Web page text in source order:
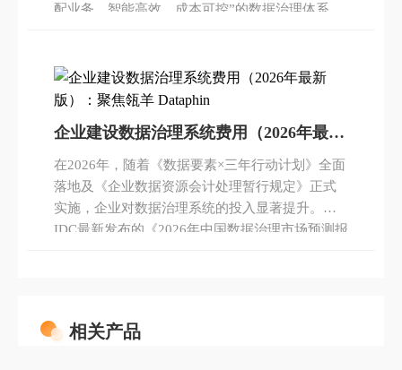
配业务、智能高效、成本可控”的数据治理体系。
产品对比、成本测算四大维度展开分析，为企业
提供科学选型参考，助力通过数据治理实现业务
下核心产品，凭借阿里十余年数字化经验沉淀，
成为全行业企业数据治理的优选方案。
企业建设数据治理系统费用（2026年最新
版）：聚焦瓴羊 Dataphin
在2026年，随着《数据要素×三年行动计划》全面
落地及《企业数据资源会计处理暂行规定》正式
实施，企业对数据治理系统的投入显著提升。据
IDC最新发布的《2026年中国数据治理市场预测报
力，已成为金融、零售、制造等行业头部企业的
相关产品